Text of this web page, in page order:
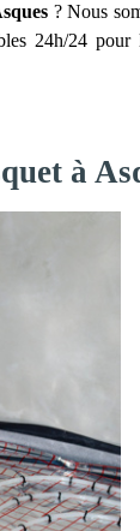
? Nous
24h/24 pour
à